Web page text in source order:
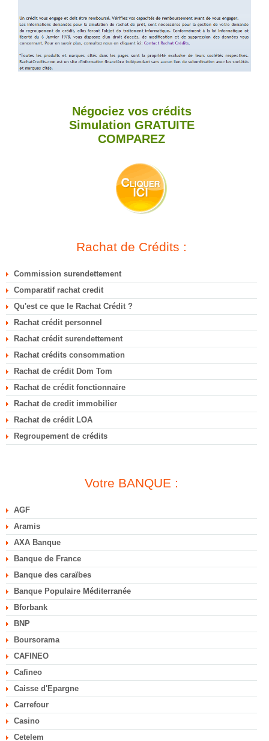
Négociez vos crédits
Simulation GRATUITE
COMPAREZ
Rachat de Crédits :
Commission surendettement
Comparatif rachat credit
Qu'est ce que le Rachat Crédit ?
Rachat crédit personnel
Rachat crédit surendettement
Rachat crédits consommation
Rachat de crédit Dom Tom
Rachat de crédit fonctionnaire
Rachat de credit immobilier
Rachat de crédit LOA
Regroupement de crédits
Votre BANQUE :
AGF
Aramis
AXA Banque
Banque de France
Banque des caraïbes
Banque Populaire Méditerranée
Bforbank
BNP
Boursorama
CAFINEO
Cafineo
Caisse d'Epargne
Carrefour
Casino
Cetelem